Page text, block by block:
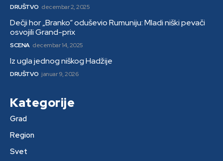
DRUŠTVO decembar 2, 2025
Dečji hor „Branko“ oduševio Rumuniju: Mladi niški pevači
osvojili Grand-prix
SCENA decembar 14, 2025
Iz ugla jednog niškog Hadžije
DRUŠTVO januar 9, 2026
Kategorije
Grad
Region
Svet